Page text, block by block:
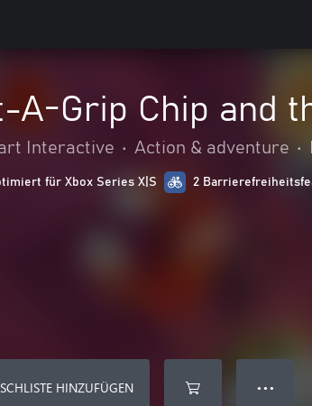
A-Grip Chip and
Interactive • Action & adventure •
für Xbox Series X|S 2
HINZUFÜGEN ● ● ●